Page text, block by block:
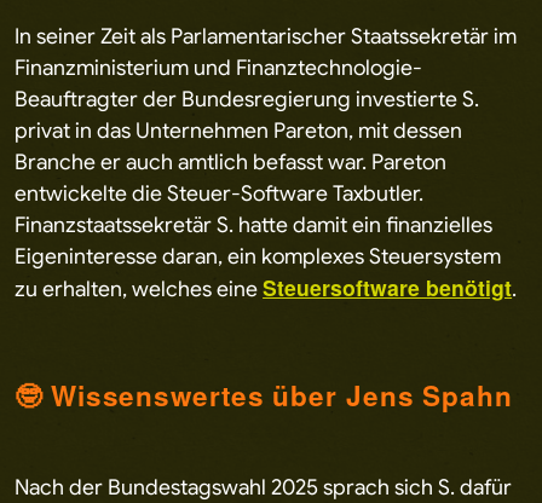
In seiner Zeit als Parlamentarischer Staatssekretär im
Finanzministerium und Finanztechnologie-
Beauftragter der Bundesregierung investierte S.
privat in das Unternehmen Pareton, mit dessen
Branche er auch amtlich befasst war. Pareton
entwickelte die Steuer-Software Taxbutler.
Finanzstaatssekretär S. hatte damit ein finanzielles
Eigeninteresse daran, ein komplexes Steuersystem
zu erhalten, welches eineSteuersoftware benötigt.
🤓 Wissenswertes über Jens Spahn
Nach der Bundestagswahl 2025 sprach sich S. dafür